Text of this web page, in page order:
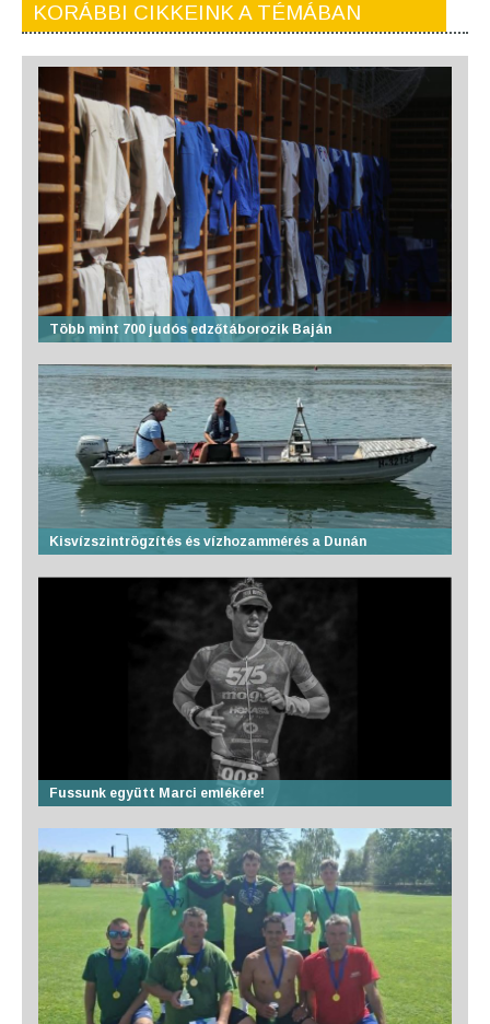
KORÁBBI CIKKEINK A TÉMÁBAN
Több mint 700 judós edzőtáborozik Baján
Kisvízszintrögzítés és vízhozammérés a Dunán
Fussunk együtt Marci emlékére!